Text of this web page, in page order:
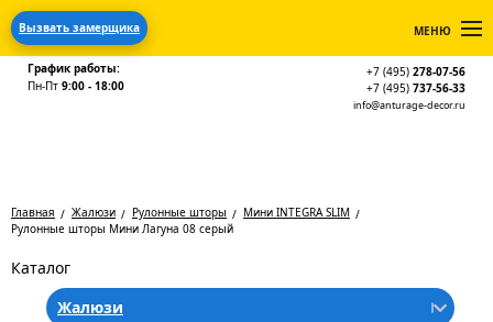
Вызвать замерщика МЕНЮ
График работы:
Пн-Пт 9:00 - 18:00
+7 (495) 278-07-56
+7 (495) 737-56-33
info@anturage-decor.ru
Главная Жалюзи Рулонные шторы
Мини INTEGRA SLIM
Рулонные шторы Мини Лагуна 08 серый
Каталог
Жалюзи